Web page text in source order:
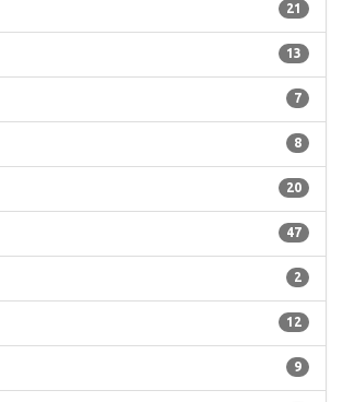
21
13
7
8
20
47
2
12
9